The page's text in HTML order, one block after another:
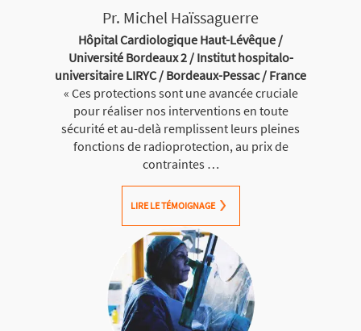
Pr. Michel Haïssaguerre
Hôpital Cardiologique Haut-Lévêque /
Université Bordeaux 2 / Institut hospitalo-
universitaire LIRYC / Bordeaux-Pessac / France
« Ces protections sont une avancée cruciale
pour réaliser nos interventions en toute
sécurité et au-delà remplissent leurs pleines
fonctions de radioprotection, au prix de
contraintes …
LIRE LE TÉMOIGNAGE